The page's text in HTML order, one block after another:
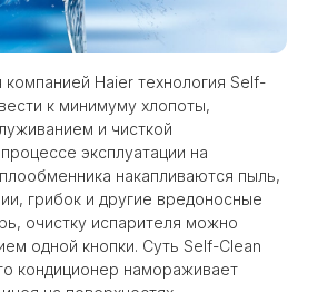
компанией Haier технология Self-
к минимуму хлопоты,
и чисткой
эксплуатации на
накапливаются пыль,
грибок и другие вредоносные
очистку испарителя можно
одной кнопки. Суть Self-Clean
кондиционер намораживает